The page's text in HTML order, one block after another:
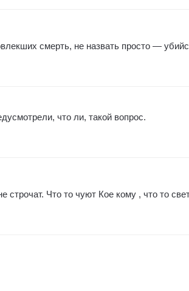
смерть, не назвать просто —
что ли, такой вопрос.
Что то чуют Кое кому , что то